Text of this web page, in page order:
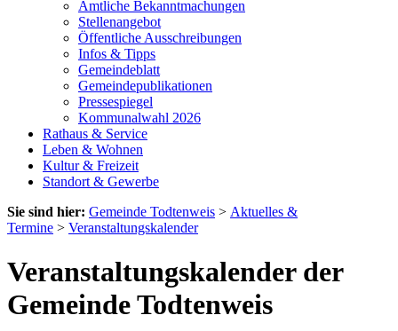
Amtliche Bekanntmachungen
Stellenangebot
Öffentliche Ausschreibungen
Infos & Tipps
Gemeindeblatt
Gemeindepublikationen
Pressespiegel
Kommunalwahl 2026
Rathaus & Service
Leben & Wohnen
Kultur & Freizeit
Standort & Gewerbe
Sie sind hier: Gemeinde Todtenweis > Aktuelles &
Termine > Veranstaltungskalender
Veranstaltungskalender der
Gemeinde Todtenweis